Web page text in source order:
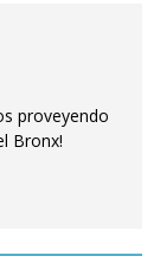
proveyendo
Bronx!